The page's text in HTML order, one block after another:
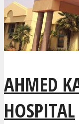
AHMED
HOSPITAL